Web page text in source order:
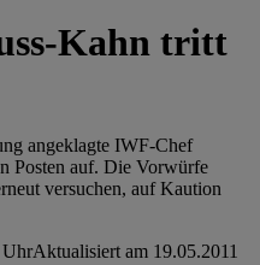
Kahn tritt
angeklagte IWF-Chef
Posten auf. Die Vorwürfe
versuchen, auf Kaution
UhrAktualisiert am 19.05.2011